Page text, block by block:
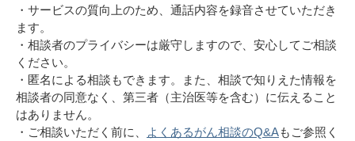
・サービスの質向上のため、通話内容を録音させていただき
ます。
・相談者のプライバシーは厳守しますので、安心してご相談
ください。
・匿名による相談もできます。また、相談で知りえた情報を
相談者の同意なく、第三者（主治医等を含む）に伝えること
はありません。
・ご相談いただく前に、
よくあるがん相談のQ&Aもご参照く